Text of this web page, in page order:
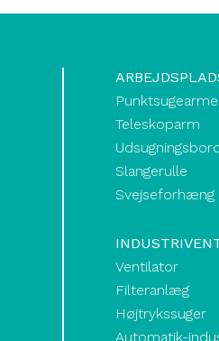
Punktsugearme
Teleskoparm
Slangerulle
Svejseforhæng
Ventilator
Filteranlæg
Højtrykssuger
Automatik-